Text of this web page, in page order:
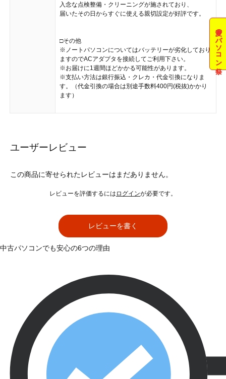
入念な点検整備・クリーニングが施されており、
届いたその日からすぐに使える親切設定が好評です。
□その他
※ノートパソコンについてはバッテリーが劣化しており
ますのでACアダプタを接続してご利用下さい。
※お届けに1週間ほどかかる可能性があります。
※支払い方法は銀行振込・クレカ・代金引換になりま
す。（代金引換の場合は別途手数料400円(税抜)かかり
ます）
ユーザーレビュー
この商品に寄せられたレビューはまだありません。
レビューを評価するには ログインが必要です。
レビューを書く
夏のパソコン祭
中古パソコンでも安心の6つの理由